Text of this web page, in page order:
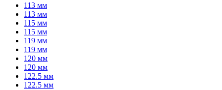
113 мм
113 мм
115 мм
115 мм
119 мм
119 мм
120 мм
120 мм
122.5 мм
122.5 мм